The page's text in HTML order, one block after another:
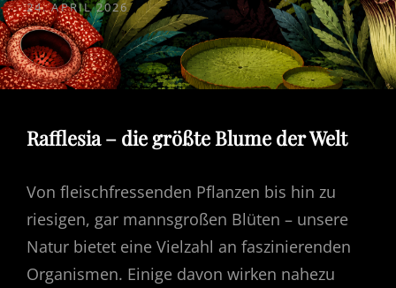
POSTED
ON
24. APRIL 2026
Rafflesia – die größte Blume der Welt
Von fleischfressenden Pflanzen bis hin zu
riesigen, gar mannsgroßen Blüten – unsere
Natur bietet eine Vielzahl an faszinierenden
Organismen. Einige davon wirken nahezu